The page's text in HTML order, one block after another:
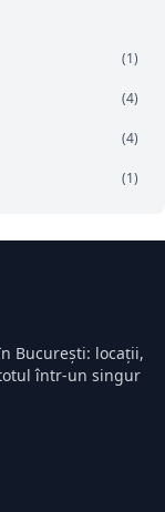
(1)
(4)
(4)
(1)
București: locații,
într-un singur